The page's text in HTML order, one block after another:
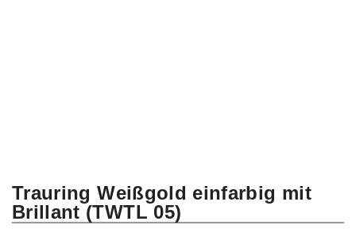
Trauring Weißgold einfarbig mit
Brillant (TWTL 05)